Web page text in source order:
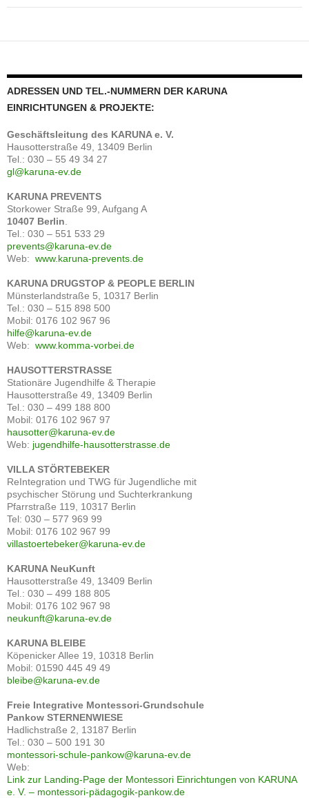
ADRESSEN UND TEL.-NUMMERN DER KARUNA
EINRICHTUNGEN & PROJEKTE:
Geschäftsleitung des KARUNA e. V.
Hausotterstraße 49, 13409 Berlin
Tel.: 030 – 55 49 34 27
gl@karuna-ev.de
KARUNA PREVENTS
Storkower Straße 99, Aufgang A
10407 Berlin
Tel.: 030 – 551 533 29
prevents@karuna-ev.de
Web: www.karuna-prevents.de
KARUNA DRUGSTOP & PEOPLE BERLIN
Münsterlandstraße 5, 10317 Berlin
Tel.: 030 – 515 898 500
Mobil: 0176 102 967 96
hilfe@karuna-ev.de
Web: www.komma-vorbei.de
HAUSOTTERSTRASSE
Stationäre Jugendhilfe & Therapie
Hausotterstraße 49, 13409 Berlin
Tel.: 030 – 499 188 800
Mobil: 0176 102 967 97
hausotter@karuna-ev.de
Web: jugendhilfe-hausotterstrasse.de
VILLA STÖRTEBEKER
ReIntegration und TWG für Jugendliche mit
psychischer Störung und Suchterkrankung
Pfarrstraße 119, 10317 Berlin
Tel: 030 – 577 969 99
Mobil: 0176 102 967 99
villastoertebeker@karuna-ev.de
KARUNA NeuKunft
Hausotterstraße 49, 13409 Berlin
Tel.: 030 – 499 188 805
Mobil: 0176 102 967 98
neukunft@karuna-ev.de
KARUNA BLEIBE
Köpenicker Allee 19, 10318 Berlin
Mobil: 01590 445 49 49
bleibe@karuna-ev.de
Freie Integrative Montessori-Grundschule
Pankow STERNENWIESE
Hadlichstraße 2, 13187 Berlin
Tel.: 030 – 500 191 30
montessori-schule-pankow@karuna-ev.de
Web:
Link zur Landing-Page der Montessori Einrichtungen von KARUNA
e. V. – montessori-pädagogik-pankow.de